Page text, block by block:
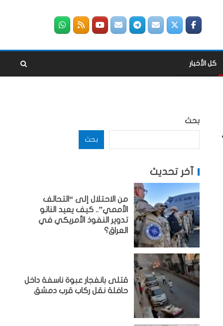
كل الأخبار
بحث
بحث
آخر تحديث
من الاحتلال إلى “التحالف
الأممي”.. كيف يعيد الناتو
تدوير النفوذ الأمريكي في
العراق؟
قتلى بانفجار عبوة ناسفة داخل
حافلة نقل ركاب قرب دمشق